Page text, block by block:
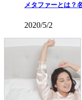
メタファーとは？
2020/5/2